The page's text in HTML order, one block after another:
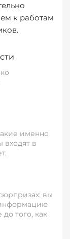
к работам
именно
входят в
вы
того, как